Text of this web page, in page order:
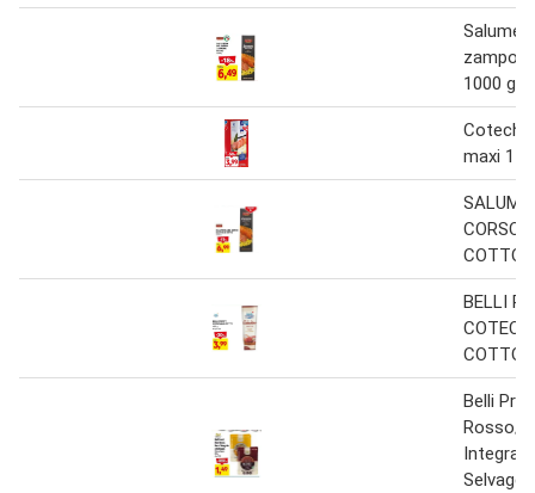
1000 g
maxi 1
CORSO
COTTO
BELLI
COTTO
Belli
Rosso/